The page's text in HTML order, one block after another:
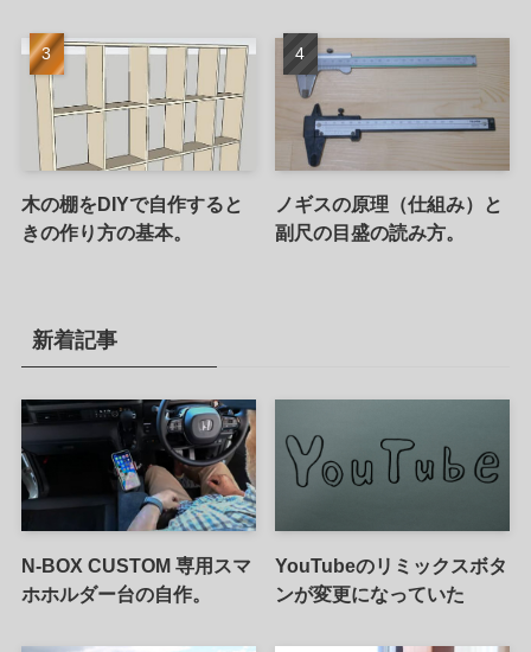
木の棚をDIYで自作すると
きの作り方の基本。
ノギスの原理（仕組み）と
副尺の目盛の読み方。
新着記事
N-BOX CUSTOM 専用スマ
ホホルダー台の自作。
YouTubeのリミックスボタ
ンが変更になっていた